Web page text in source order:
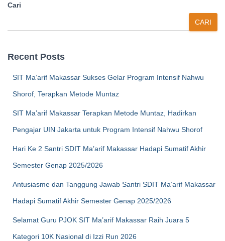
Cari
CARI
Recent Posts
SIT Ma’arif Makassar Sukses Gelar Program Intensif Nahwu
Shorof, Terapkan Metode Muntaz
SIT Ma’arif Makassar Terapkan Metode Muntaz, Hadirkan
Pengajar UIN Jakarta untuk Program Intensif Nahwu Shorof
Hari Ke 2 Santri SDIT Ma’arif Makassar Hadapi Sumatif Akhir
Semester Genap 2025/2026
Antusiasme dan Tanggung Jawab Santri SDIT Ma’arif Makassar
Hadapi Sumatif Akhir Semester Genap 2025/2026
Selamat Guru PJOK SIT Ma’arif Makassar Raih Juara 5
Kategori 10K Nasional di Izzi Run 2026